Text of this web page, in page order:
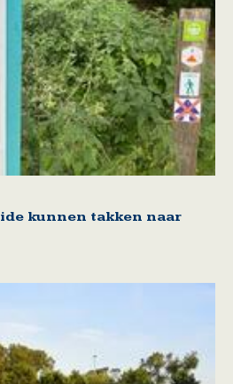
kunnen takken naar